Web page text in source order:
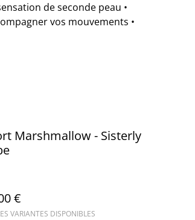
de seconde peau •
vos mouvements •
Marshmallow - Sisterly
€
VARIANTES DISPONIBLES